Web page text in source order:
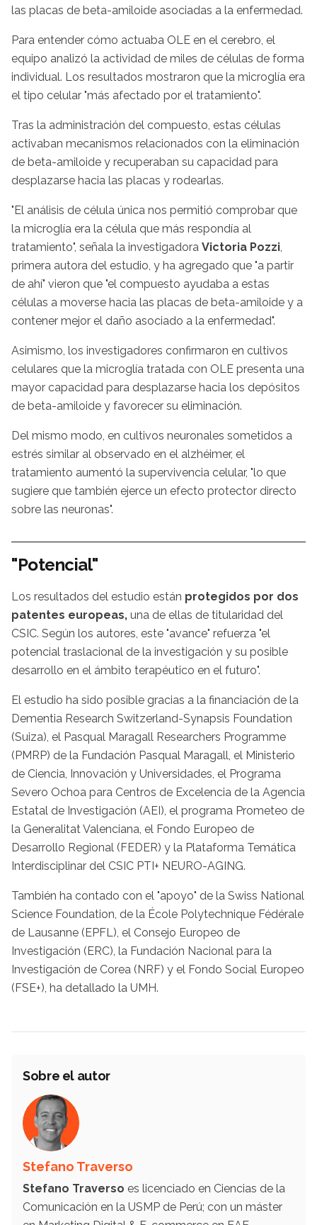
las placas de beta-amiloide asociadas a la enfermedad.
Para entender cómo actuaba OLE en el cerebro, el
equipo analizó la actividad de miles de células de forma
individual. Los resultados mostraron que la microglía era
el tipo celular "más afectado por el tratamiento".
Tras la administración del compuesto, estas células
activaban mecanismos relacionados con la eliminación
de beta-amiloide y recuperaban su capacidad para
desplazarse hacia las placas y rodearlas.
"El análisis de célula única nos permitió comprobar que
la microglía era la célula que más respondía al
tratamiento", señala la investigadora Victoria Pozzi,
primera autora del estudio, y ha agregado que "a partir
de ahí" vieron que "el compuesto ayudaba a estas
células a moverse hacia las placas de beta-amiloide y a
contener mejor el daño asociado a la enfermedad".
Asimismo, los investigadores confirmaron en cultivos
celulares que la microglía tratada con OLE presenta una
mayor capacidad para desplazarse hacia los depósitos
de beta-amiloide y favorecer su eliminación.
Del mismo modo, en cultivos neuronales sometidos a
estrés similar al observado en el alzhéimer, el
tratamiento aumentó la supervivencia celular, "lo que
sugiere que también ejerce un efecto protector directo
sobre las neuronas".
"Potencial"
Los resultados del estudio están protegidos por dos
patentes europeas, una de ellas de titularidad del
CSIC. Según los autores, este "avance" refuerza "el
potencial traslacional de la investigación y su posible
desarrollo en el ámbito terapéutico en el futuro".
El estudio ha sido posible gracias a la financiación de la
Dementia Research Switzerland-Synapsis Foundation
(Suiza), el Pasqual Maragall Researchers Programme
(PMRP) de la Fundación Pasqual Maragall, el Ministerio
de Ciencia, Innovación y Universidades, el Programa
Severo Ochoa para Centros de Excelencia de la Agencia
Estatal de Investigación (AEI), el programa Prometeo de
la Generalitat Valenciana, el Fondo Europeo de
Desarrollo Regional (FEDER) y la Plataforma Temática
Interdisciplinar del CSIC PTI+ NEURO-AGING.
También ha contado con el "apoyo" de la Swiss National
Science Foundation, de la École Polytechnique Fédérale
de Lausanne (EPFL), el Consejo Europeo de
Investigación (ERC), la Fundación Nacional para la
Investigación de Corea (NRF) y el Fondo Social Europeo
(FSE+), ha detallado la UMH.
Sobre el autor
Stefano Traverso
Stefano Traverso es licenciado en Ciencias de la
Comunicación en la USMP de Perú; con un máster